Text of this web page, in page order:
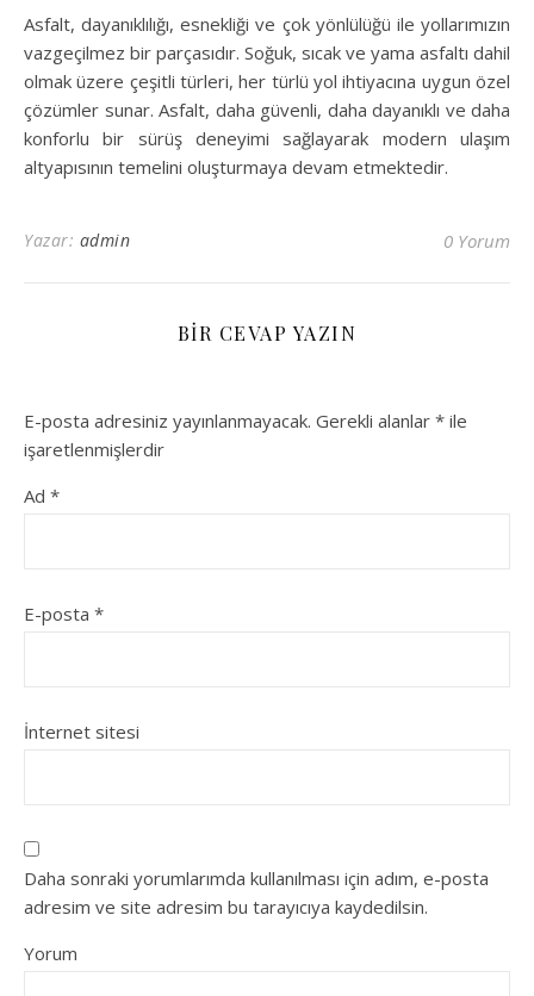
Asfalt, dayanıklılığı, esnekliği ve çok yönlülüğü ile yollarımızın
vazgeçilmez bir parçasıdır. Soğuk, sıcak ve yama asfaltı dahil
olmak üzere çeşitli türleri, her türlü yol ihtiyacına uygun özel
çözümler sunar. Asfalt, daha güvenli, daha dayanıklı ve daha
konforlu bir sürüş deneyimi sağlayarak modern ulaşım
altyapısının temelini oluşturmaya devam etmektedir.
Yazar: admin 0 Yorum
BIR CEVAP YAZIN
E-posta adresiniz yayınlanmayacak. Gerekli alanlar * ile
işaretlenmişlerdir
Ad *
E-posta *
İnternet sitesi
Daha sonraki yorumlarımda kullanılması için adım, e-posta
adresim ve site adresim bu tarayıcıya kaydedilsin.
Yorum